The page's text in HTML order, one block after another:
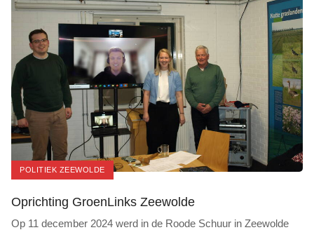
POLITIEK ZEEWOLDE
Oprichting GroenLinks Zeewolde
Op 11 december 2024 werd in de Roode Schuur in Zeewolde